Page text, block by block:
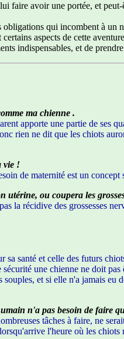
faire avoir une portée, et
qui incombent à un
aspects de cette
indispensables, et de
ma chienne .
apporte une partie de ses
rien ne dit que les chiots
vie !
de maternité est un concept
ou coupera les
la récidive des grossesses
santé et celle des futurs
une chienne ne doit
et si elle n'a jamais eu
n'a pas besoin de faire
tâches à faire, ne
l'heure où les